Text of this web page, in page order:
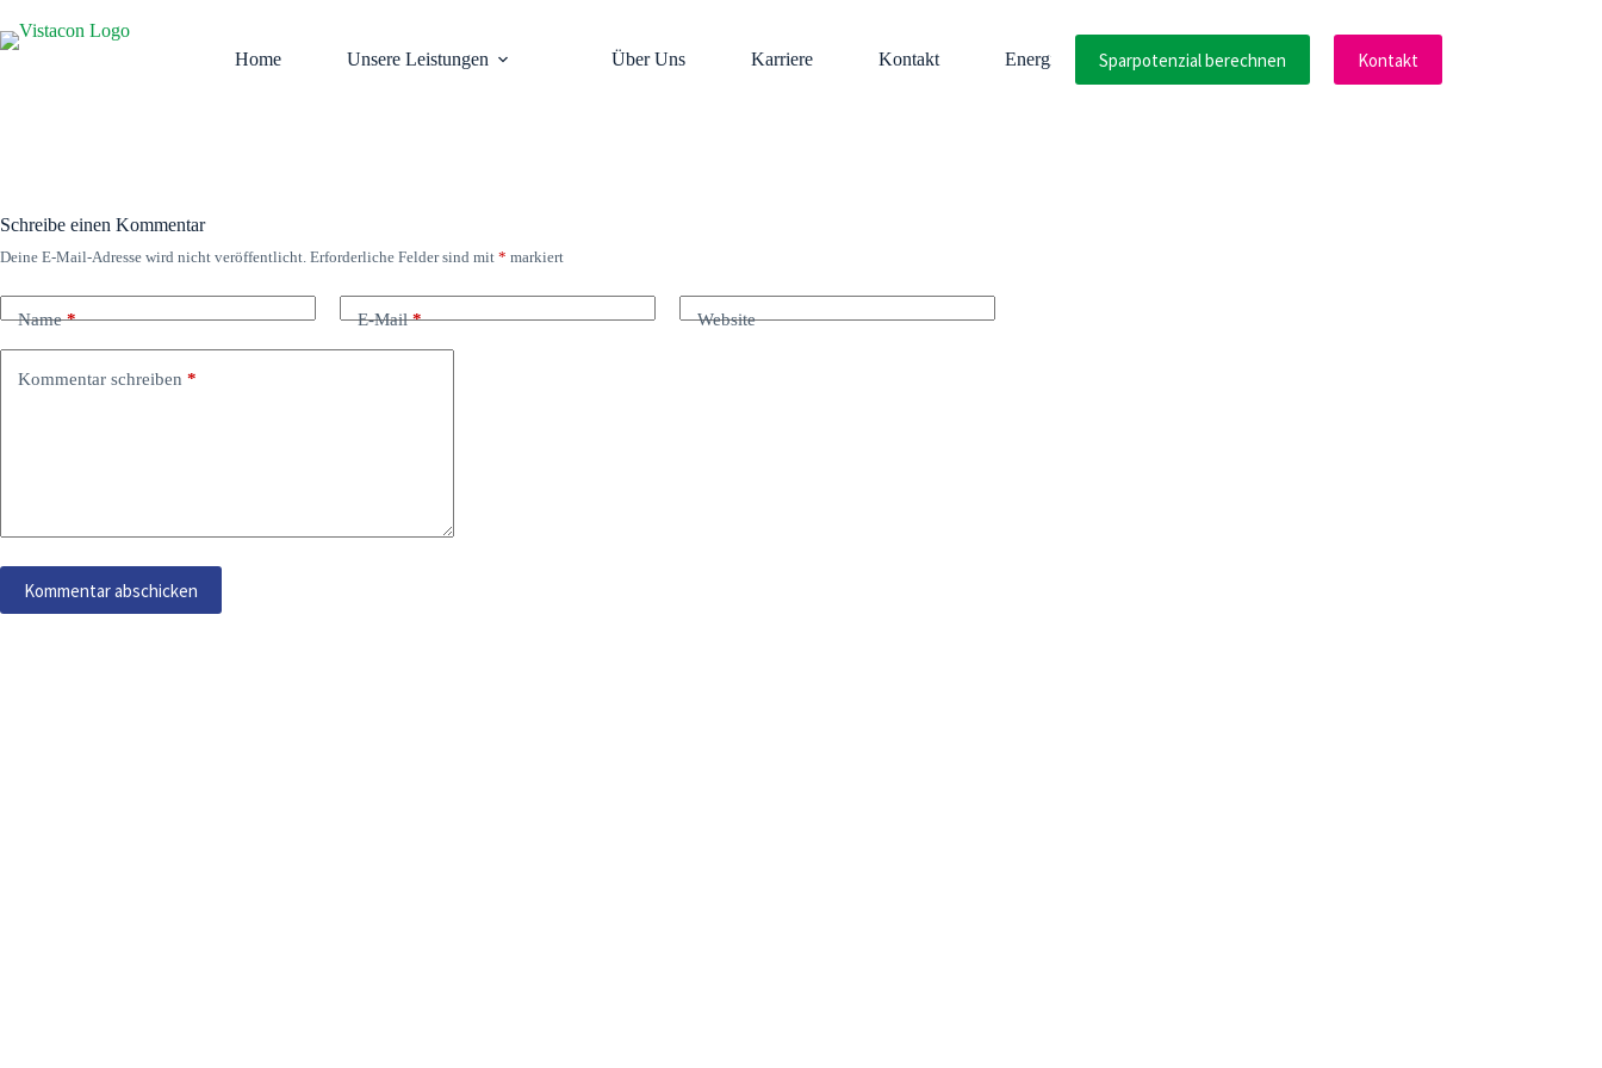
Inhalt
springen
Home Unsere Leistungen Über Uns Karriere Kontakt Energiewende Downloadcenter
Sparpotenzial berechnen Kontakt
Schreibe einen Kommentar
Deine E-Mail-Adresse wird nicht veröffentlicht. Erforderliche Felder sind mit * markiert
Name* E-Mail* Website
Kommentar schreiben *
Kommentar abschicken